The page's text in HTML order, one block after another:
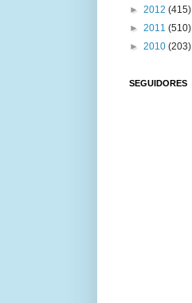
► 2012 (415)
► 2011 (510)
► 2010 (203)
SEGUIDORES